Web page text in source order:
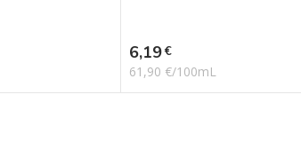
Prix
6,19€
61,90 €/100mL